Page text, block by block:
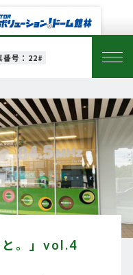
番号：22#
と。」vol.4